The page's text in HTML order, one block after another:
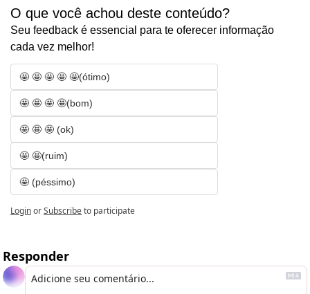
O que você achou deste conteúdo?
Seu feedback é essencial para te oferecer informação
cada vez melhor!
🤩 🤩 🤩 🤩 🤩(ótimo)
🤩 🤩 🤩 🤩(bom)
🤩 🤩 🤩 (ok)
🤩 🤩(ruim)
🤩 (péssimo)
LoginorSubscribeto participate
Responder